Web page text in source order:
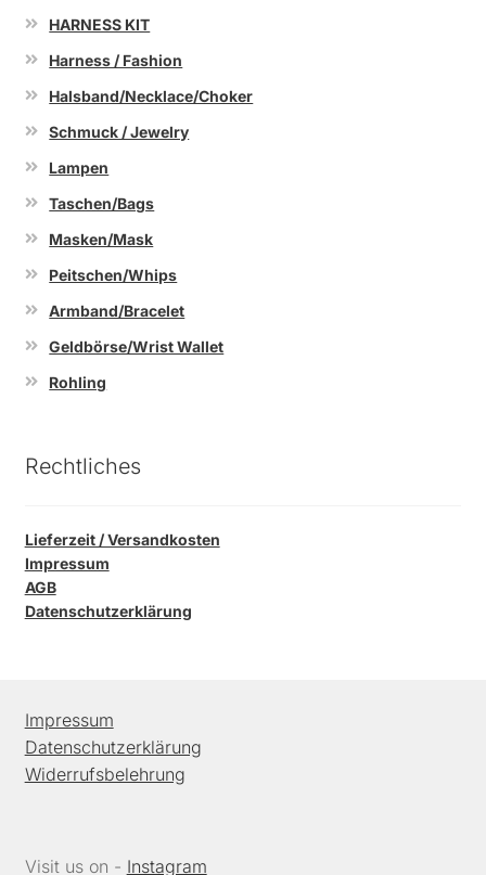
HARNESS KIT
Harness / Fashion
Halsband/Necklace/Choker
Schmuck / Jewelry
Lampen
Taschen/Bags
Masken/Mask
Peitschen/Whips
Armband/Bracelet
Geldbörse/Wrist Wallet
Rohling
Rechtliches
Lieferzeit / Versandkosten
Impressum
AGB
Datenschutzerklärung
Impressum
Datenschutzerklärung
Widerrufsbelehrung
Visit us on - Instagram